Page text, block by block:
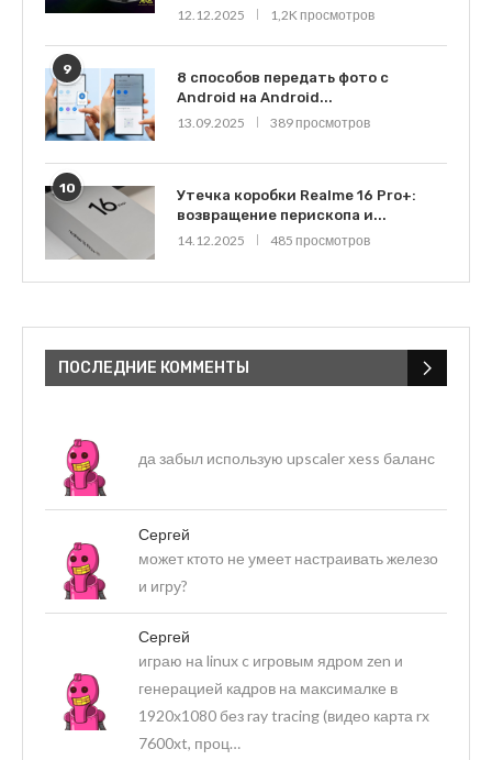
12.12.2025
1,2K просмотров
9
8 способов передать фото с
Android на Android...
13.09.2025
389 просмотров
10
Утечка коробки Realme 16 Pro+:
возвращение перископа и...
14.12.2025
485 просмотров
ПОСЛЕДНИЕ КОММЕНТЫ
да забыл использую upscaler xess баланс
Сергей
может ктото не умеет настраивать железо
и игру?
Сергей
играю на linux c игровым ядром zen и
генерацией кадров на максималке в
1920х1080 без ray tracing (видео карта rx
7600xt, проц…